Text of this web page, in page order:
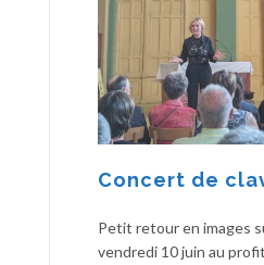
Concert de
Petit retour en images
vendredi 10 juin au